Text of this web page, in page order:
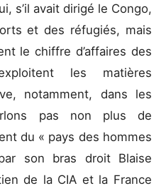
s’il avait dirigé le Congo,
et des réfugiés, mais
le chiffre d’affaires des
les matières
notamment, dans les
pas non plus de
du « pays des hommes
son bras droit Blaise
de la CIA et la France